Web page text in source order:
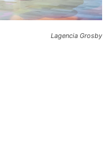
Lagencia Grosby